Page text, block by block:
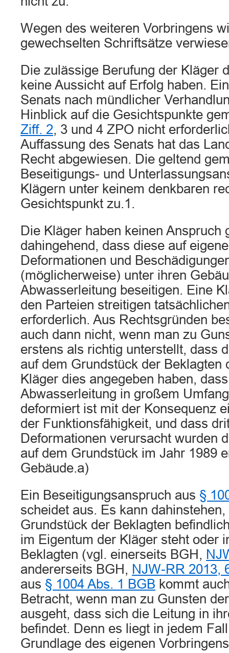
Wegen des weiteren Vorbringens
gewechselten Schriftsätze
Die zulässige Berufung der Kläger
keine Aussicht auf Erfolg haben.
Senats nach mündlicher
Hinblick auf die Gesichtspunkte
Ziff. 2, 3 und 4 ZPO nicht
Auffassung des Senats hat das
Recht abgewiesen. Die geltend
Beseitigungs- und
Klägern unter keinem denkbaren
Gesichtspunkt zu.1.
Die Kläger haben keinen Anspruch
dahingehend, dass diese auf
Deformationen und
(möglicherweise) unter ihren
Abwasserleitung beseitigen. Eine
den Parteien streitigen
erforderlich. Aus Rechtsgründen
auch dann nicht, wenn man zu
erstens als richtig unterstellt, dass
auf dem Grundstück der Beklagten
Kläger dies angegeben haben,
Abwasserleitung in großem
deformiert ist mit der Konsequenz
der Funktionsfähigkeit, und dass
Deformationen verursacht wurden
auf dem Grundstück im Jahr 1989
Gebäude.a)
Ein Beseitigungsanspruch aus §
scheidet aus. Es kann
Grundstück der Beklagten
im Eigentum der Kläger steht oder
Beklagten (vgl. einerseits BGH,
andererseits BGH, NJW-RR 2013,
aus § 1004 Abs. 1 BGB kommt
Betracht, wenn man zu Gunsten
ausgeht, dass sich die Leitung in
befindet. Denn es liegt in jedem
Grundlage des eigenen